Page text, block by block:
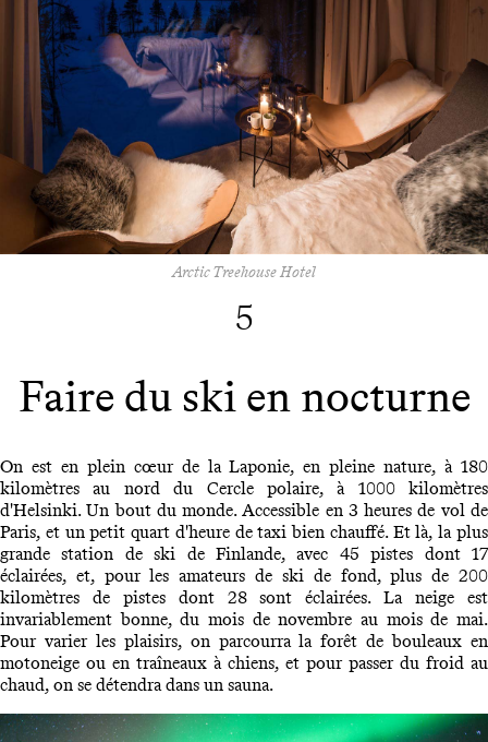
Arctic Treehouse Hotel
5
Faire du ski en nocturne
On est en plein cœur de la Laponie, en pleine nature, à 180
kilomètres au nord du Cercle polaire, à 1000 kilomètres
d'Helsinki. Un bout du monde. Accessible en 3 heures de vol de
Paris, et un petit quart d'heure de taxi bien chauffé. Et là, la plus
grande station de ski de Finlande, avec 45 pistes dont 17
éclairées, et, pour les amateurs de ski de fond, plus de 200
kilomètres de pistes dont 28 sont éclairées. La neige est
invariablement bonne, du mois de novembre au mois de mai.
Pour varier les plaisirs, on parcourra la forêt de bouleaux en
motoneige ou en traîneaux à chiens, et pour passer du froid au
chaud, on se détendra dans un sauna.